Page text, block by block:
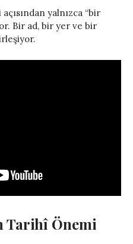
yalnızca “bir
Bir ad, bir yer ve bir
Tarihî Önemi